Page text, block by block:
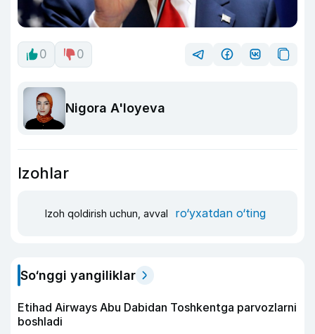
0 0
Nigora A'loyeva
Izohlar
Izoh qoldirish uchun, avval ro‘yxatdan o‘ting
So‘nggi yangiliklar
Etihad Airways Abu Dabidan Toshkentga parvozlarni
boshladi